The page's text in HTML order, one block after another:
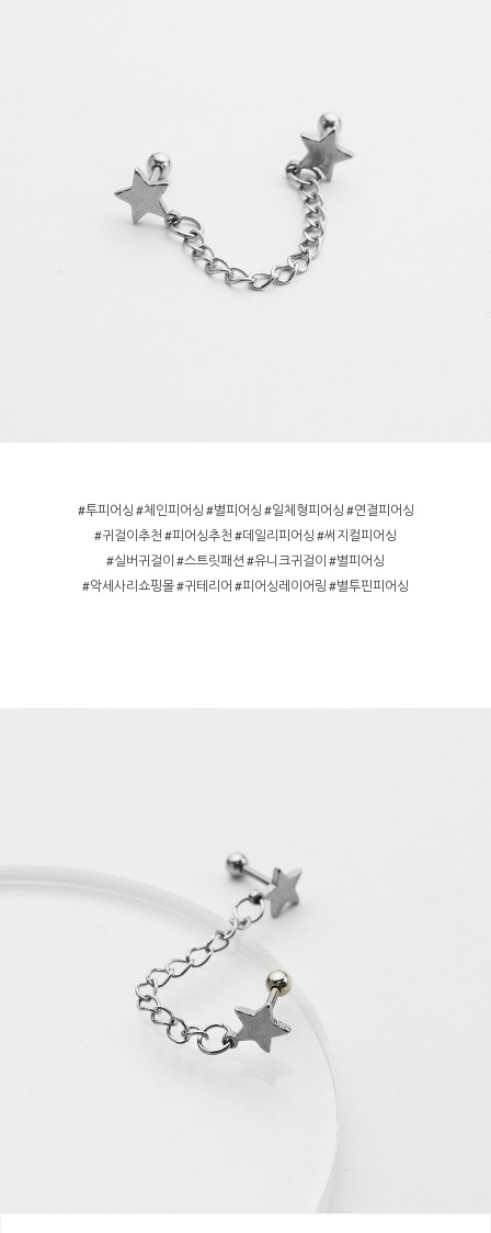
#투피어싱 #체인피어싱 #별피어싱 #일체형피어싱 #연결피어싱
#귀걸이추천 #피어싱추천 #데일리피어싱 #써지컬피어싱
#실버귀걸이 #스트릿패션 #유니크귀걸이 #별피어싱
#악세사리쇼핑몰 #귀테리어 #피어싱레이어링 #별투핀피어싱